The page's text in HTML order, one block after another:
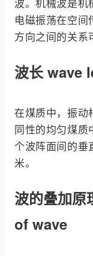
电磁振荡在空间
方向之间的关系
波长 wave
在煤质中，振动
同性的均匀煤
个波阵面间的垂
米。
波的叠加
of wave